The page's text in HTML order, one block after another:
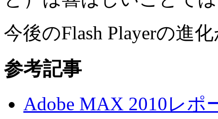
今後のFlash Playerの進
参考記事
Adobe MAX 2010レポ